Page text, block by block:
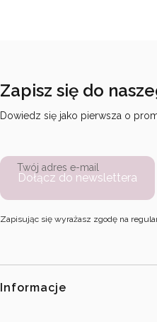
Zapisz się do
Dowiedz się jako pierwsza o
Twój adres e-mail
Dołącz do newslettera
Zapisując się wyrażasz zgodę na
Linki w stopce
Informacje